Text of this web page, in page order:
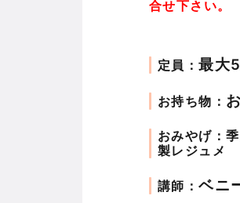
合せ下さい。
定員：最大
お持ち物：
おみやげ：
製レジュメ
講師：ベニ